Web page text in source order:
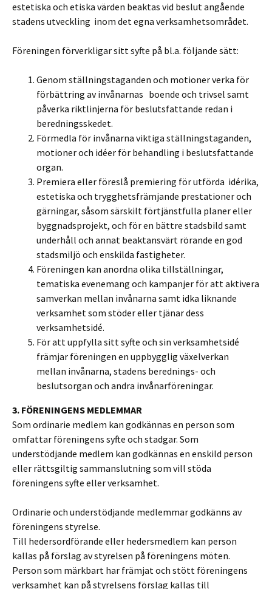
estetiska och etiska värden beaktas vid beslut angående
stadens utveckling inom det egna verksamhetsområdet.
Föreningen förverkligar sitt syfte på bl.a. följande sätt:
Genom ställningstaganden och motioner verka för
förbättring av invånarnas boende och trivsel samt
påverka riktlinjerna för beslutsfattande redan i
beredningsskedet.
Förmedla för invånarna viktiga ställningstaganden,
motioner och idéer för behandling i beslutsfattande
organ.
Premiera eller föreslå premiering för utförda idérika,
estetiska och trygghetsfrämjande prestationer och
gärningar, såsom särskilt förtjänstfulla planer eller
byggnadsprojekt, och för en bättre stadsbild samt
underhåll och annat beaktansvärt rörande en god
stadsmiljö och enskilda fastigheter.
Föreningen kan anordna olika tillställningar,
tematiska evenemang och kampanjer för att aktivera
samverkan mellan invånarna samt idka liknande
verksamhet som stöder eller tjänar dess
verksamhetsidé.
För att uppfylla sitt syfte och sin verksamhetsidé
främjar föreningen en uppbygglig växelverkan
mellan invånarna, stadens berednings- och
beslutsorgan och andra invånarföreningar.
3. FÖRENINGENS MEDLEMMAR
Som ordinarie medlem kan godkännas en person som
omfattar föreningens syfte och stadgar. Som
understödjande medlem kan godkännas en enskild person
eller rättsgiltig sammanslutning som vill stöda
föreningens syfte eller verksamhet.
Ordinarie och understödjande medlemmar godkänns av
föreningens styrelse.
Till hedersordförande eller hedersmedlem kan person
kallas på förslag av styrelsen på föreningens möten.
Person som märkbart har främjat och stött föreningens
verksamhet kan på styrelsens förslag kallas till